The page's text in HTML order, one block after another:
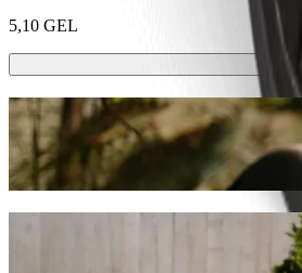
5,10 GEL
Patinetes o bicis eléctricas
Muévete por Rustavi en patinete o bici
Descargar la app de Bolt
Ve de "Rustavi